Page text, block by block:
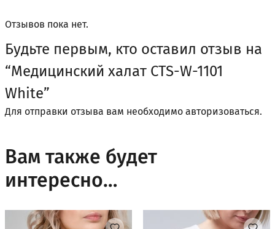
Отзывов пока нет.
Будьте первым, кто оставил отзыв на
“Медицинский халат CTS-W-1101
White”
Для отправки отзыва вам необходимо авторизоваться.
Вам также будет
интересно…